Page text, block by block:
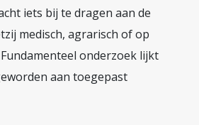
iets bij te dragen aan de
medisch, agrarisch of op
onderzoek lijkt
aan toegepast